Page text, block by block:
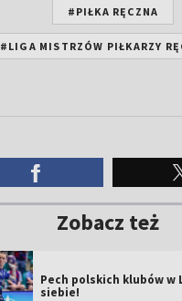
#PIŁKA RĘCZNA
#LIGA MISTRZÓW PIŁKARZY
Zobacz też
Pech polskich klubów w
siebie!